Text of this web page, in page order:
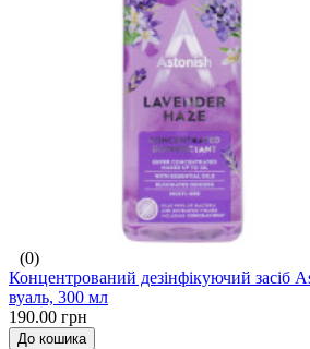
(0)
Концентрований дезінфікуючий засіб
вуаль, 300 мл
190.00 грн
До кошика